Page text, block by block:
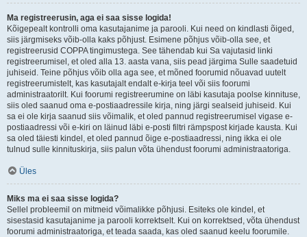
Ma registreerusin, aga ei saa sisse logida!
Kõigepealt kontrolli oma kasutajanime ja parooli. Kui need on kindlasti õiged,
siis järgmiseks võib-olla kaks põhjust. Esimene põhjus võib-olla see, et
registreerusid COPPA tingimustega. See tähendab kui Sa vajutasid linki
registreerumisel, et oled alla 13. aasta vana, siis pead järgima Sulle saadetuid
juhiseid. Teine põhjus võib olla aga see, et mõned foorumid nõuavad uutelt
registreerumistelt, kas kasutajalt endalt e-kirja teel või siis foorumi
administraatorilt. Kui foorumi registreerumine on läbi kasutaja poolse kinnituse,
siis oled saanud oma e-postiaadressile kirja, ning järgi sealseid juhiseid. Kui
sa ei ole kirja saanud siis võimalik, et oled pannud registreerumisel vigase e-
postiaadressi või e-kiri on läinud läbi e-posti filtri rämpspost kirjade kausta. Kui
sa oled täiesti kindel, et oled pannud õige e-postiaadressi, ning ikka ei ole
tulnud sulle kinnituskirja, siis palun võta ühendust foorumi administraatoriga.
Üles
Miks ma ei saa sisse logida?
Sellel probleemil on mitmeid võimalikke põhjusi. Esiteks ole kindel, et
sisestasid kasutajanime ja parooli korrektselt. Kui on korrektsed, võta ühendust
foorumi administraatoriga, et teada saada, kas oled saanud keelu foorumile.